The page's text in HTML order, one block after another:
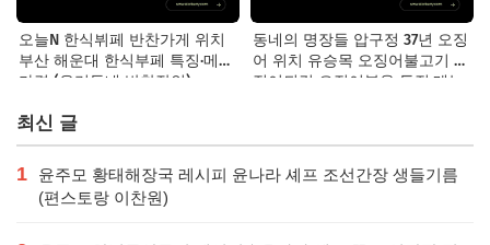
오늘N 한식뷔페 반찬가게 위치
부산 해운대 한식부페 특징·메뉴·
가격 (우리동네 반찬장인)
동네의 명장들 압구정 37년 오징
어 위치 유승목 오징어불고기 오
징어튀김 오징어볶음 특징·메뉴·
최신 글
1
윤주모 황태해장국 레시피 윤나라 셰프 조선간장 생들기름
(편스토랑 이찬원)